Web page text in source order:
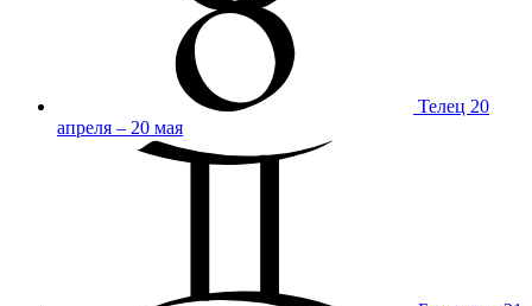
Телец 20
апреля – 20 мая